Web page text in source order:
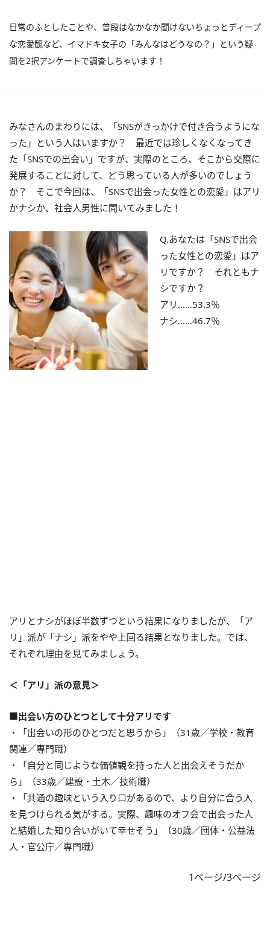
日常のふとしたことや、普段はなかなか聞けないちょっとディープ
な恋愛観など、イマドキ女子の「みんなはどうなの？」という疑
問を2択アンケートで調査しちゃいます！
みなさんのまわりには、「SNSがきっかけで付き合うようにな
った」という人はいますか？ 最近では珍しくなくなってき
た「SNSでの出会い」ですが、実際のところ、そこから交際に
発展することに対して、どう思っている人が多いのでしょう
か？ そこで今回は、「SNSで出会った女性との恋愛」はアリ
かナシか、社会人男性に聞いてみました！
Q.あなたは「SNSで出会
った女性との恋愛」はア
リですか？ それともナ
シですか？
アリ……53.3％
ナシ……46.7％
アリとナシがほぼ半数ずつという結果になりましたが、「ア
リ」派が「ナシ」派をやや上回る結果となりました。では、
それぞれ理由を見てみましょう。
＜「アリ」派の意見＞
■出会い方のひとつとして十分アリです
・「出会いの形のひとつだと思うから」（31歳／学校・教育
関連／専門職）
・「自分と同じような価値観を持った人と出会えそうだか
ら」（33歳／建設・土木／技術職）
・「共通の趣味という入り口があるので、より自分に合う人
を見つけられる気がする。実際、趣味のオフ会で出会った人
と結婚した知り合いがいて幸せそう」（30歳／団体・公益法
人・官公庁／専門職）
1ページ/3ページ